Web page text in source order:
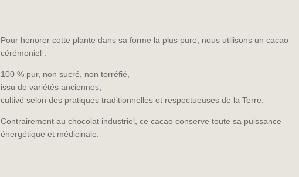
Pour honorer cette plante dans sa forme la plus pure, nous utilisons un cacao
cérémoniel :
100 % pur, non sucré, non torréfié,
issu de variétés anciennes,
cultivé selon des pratiques traditionnelles et respectueuses de la Terre.
Contrairement au chocolat industriel, ce cacao conserve toute sa puissance
énergétique et médicinale.